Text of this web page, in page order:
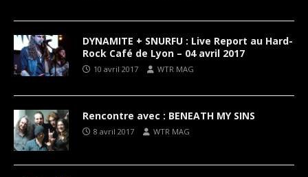
DYNAMITE + SNURFU : Live Report au Hard-
Rock Café de Lyon – 04 avril 2017
10 avril 2017 WTR MAG
Rencontre avec : BENEATH MY SINS
8 avril 2017 WTR MAG